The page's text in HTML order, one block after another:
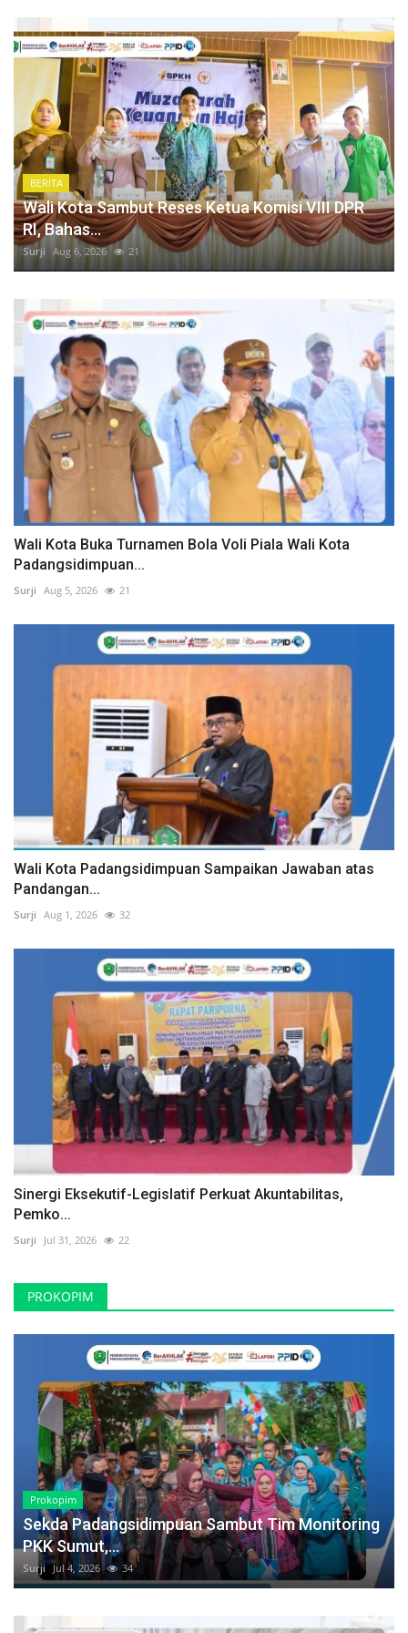
Penampilan Anak-Anak Tim Kesenian Kota Padangsidimpuan Sukses Memukau Penonton Saat Pertunjukan Kesenian PRSU Ke - 50 Di Panggung Keong.
Kenal Pamit Kapolres, Wali Kota Padangsidimpuan Tegaskan Komitmen Perkuat Sinergi Forkopimda
Kasum TNI Hadiri Groundbreaking Hunian Tetap Pascabencana di Kota Padangsidimpuan
Ketua Bidang I TP PKK Padangsidimpuan Dorong Kesiapan Desa Pudun Jae Hadapi Evaluasi Kategori Pola Asuh Anak dan Remaja
Wali Kota Sambut Reses Ketua Komisi VIII DPR RI, Bahas Transparansi Keuangan Haji
Wali Kota Buka Turnamen Bola Voli Piala Wali Kota Padangsidimpuan Tingkat Pelajar Tahun 2026
Wali Kota Padangsidimpuan Sampaikan Jawaban atas Pandangan Umum Fraksi-Fraksi DPRD terhadap Empat Ranperda Tahun 2026
BERITA
Wali Kota Sambut Reses Ketua Komisi VIII DPR
RI, Bahas...
Surji Aug 6, 2026 21
Wali Kota Buka Turnamen Bola Voli Piala Wali Kota
Padangsidimpuan...
Surji Aug 5, 2026 21
Wali Kota Padangsidimpuan Sampaikan Jawaban atas
Pandangan...
Surji Aug 1, 2026 32
Sinergi Eksekutif-Legislatif Perkuat Akuntabilitas,
Pemko...
Surji Jul 31, 2026 22
PROKOPIM
Prokopim
Sekda Padangsidimpuan Sambut Tim Monitoring
PKK Sumut,...
Surji Jul 4, 2026 34